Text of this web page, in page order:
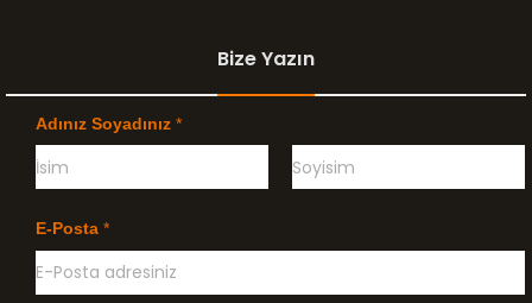
Bize Yazın
Adınız Soyadınız *
c
e
i
e
E-Posta *